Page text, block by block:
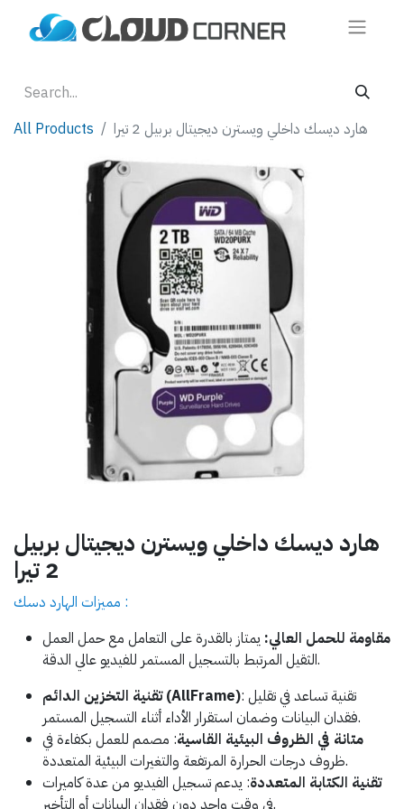
All Products هارد ديسك داخلي ويسترن ديجيتال بربيل 2 تيرا
هارد ديسك داخلي ويسترن ديجيتال بربيل
2 تيرا
مميزات الهارد دسك :
مقاومة للحمل العالي: يمتاز بالقدرة على التعامل مع حمل العمل
الثقيل المرتبط بالتسجيل المستمر للفيديو عالي الدقة.
تقنية التخزين الدائم (AllFrame): تقنية تساعد في تقليل
فقدان البيانات وضمان استقرار الأداء أثناء التسجيل المستمر.
متانة في الظروف البيئية القاسية: مصمم للعمل بكفاءة في
ظروف درجات الحرارة المرتفعة والتغيرات البيئية المتعددة.
تقنية الكتابة المتعددة: يدعم تسجيل الفيديو من عدة كاميرات
في وقت واحد دون فقدان البيانات أو التأخير.